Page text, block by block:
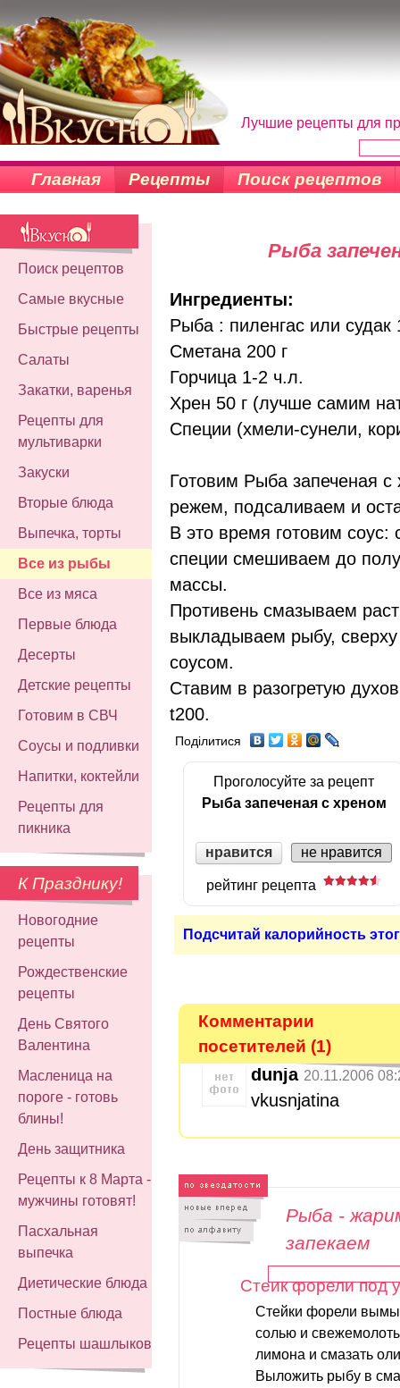
Лучшие рецепты для
Главная Рецепты Поиск рецептов
Поиск рецептов
Самые вкусные
Быстрые рецепты
Салаты
Закатки, варенья
Рецепты для
мультиварки
Закуски
Вторые блюда
Выпечка, торты
Все из рыбы
Все из мяса
Первые блюда
Десерты
Детские рецепты
Готовим в СВЧ
Соусы и подливки
Напитки, коктейли
Рецепты для
пикника
К Празднику!
Новогодние
рецепты
Рождественские
рецепты
День Святого
Валентина
Масленица на
пороге - готовь
блины!
День защитника
Рецепты к 8 Марта -
мужчины готовят!
Пасхальная
выпечка
Диетические блюда
Постные блюда
Рецепты шашлыков
Рыба
Ингредиенты:
Рыба : пиленгас или судак
Сметана 200 г
Горчица 1-2 ч.л.
Хрен 50 г (лучше самим
Специи (хмели-сунели,
Готовим Рыба запеченая
режем, подсаливаем и
В это время готовим соус:
специи смешиваем до
массы.
Противень смазываем
выкладываем рыбу,
соусом.
Ставим в разогретую
t200.
Поділитися
Проголосуйте за рецепт
Рыба запеченая с хреном
нравится не нравится
рейтинг рецепта
Подсчитай калорийность
Комментарии
посетителей (1)
dunja 20.11.2006
vkusnjatina
Рыба -
запекаем
Стейк форели под
Стейки форели
солью и
лимона и смазать
Выложить рыбу в